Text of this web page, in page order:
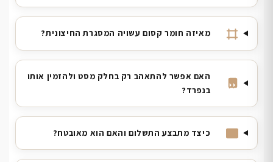
מאיזה חומר קסום עשויה המסגרת החיצונית?
האם אפשר להתאהב רק בחלק מסט ולהזמין אותו
בנפרד?
כיצד מתבצע התשלום והאם הוא מאובטח?